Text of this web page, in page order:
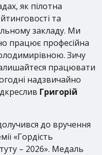
як пілотна
та
закладу. Ми
працює професійна
Зичу
працювати
надзвичайно
Григорій
до вручення
«Гордість
– 2026». Медаль